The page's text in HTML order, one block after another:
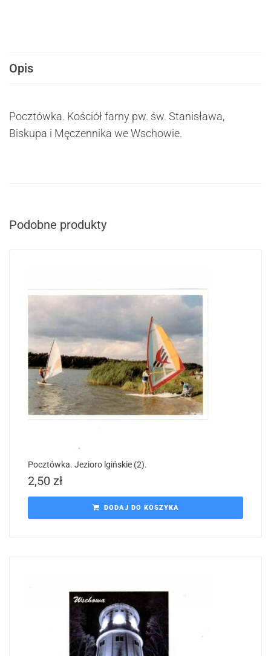
Opis
Pocztówka. Kościół farny pw. św. Stanisława,
Biskupa i Męczennika we Wschowie.
Podobne produkty
Pocztówka. Jezioro lgińskie (2).
2,50 zł
DODAJ DO KOSZYKA